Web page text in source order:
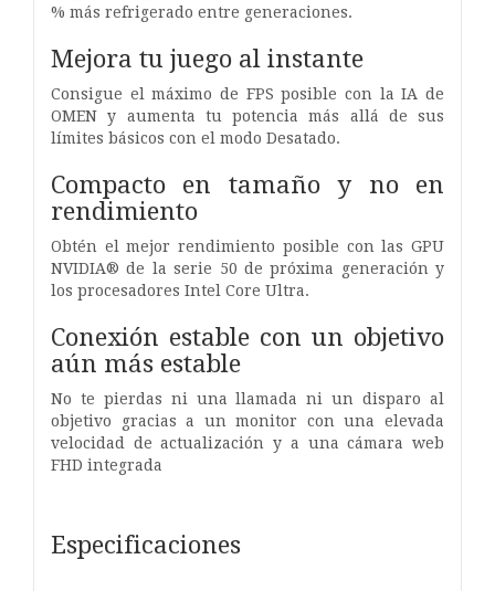
% más refrigerado entre generaciones.
Mejora tu juego al instante
Consigue el máximo de FPS posible con la IA de
OMEN y aumenta tu potencia más allá de sus
límites básicos con el modo Desatado.
Compacto en tamaño y no en
rendimiento
Obtén el mejor rendimiento posible con las GPU
NVIDIA® de la serie 50 de próxima generación y
los procesadores Intel Core Ultra.
Conexión estable con un objetivo
aún más estable
No te pierdas ni una llamada ni un disparo al
objetivo gracias a un monitor con una elevada
velocidad de actualización y a una cámara web
FHD integrada
Especificaciones